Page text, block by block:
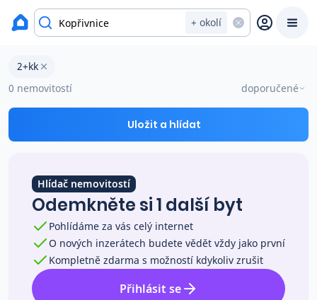
+ okolí
Prodat
Prodej s Reas.cz
Ceny prodaných nemovitostí
Okamžitý výkup
Přehled realitních makléřů
okres Nový Jičín
Byty 2+kk na prodej Kopřivnice
2+kk
0 nemovitostí
doporučené
Uložit a hlídat
Hlídač nemovitostí
Odemkněte si 1 další byt
Pohlídáme za vás celý internet
O nových inzerátech budete vědět vždy jako první
Kompletně zdarma s možností kdykoliv zrušit
Přihlásit se